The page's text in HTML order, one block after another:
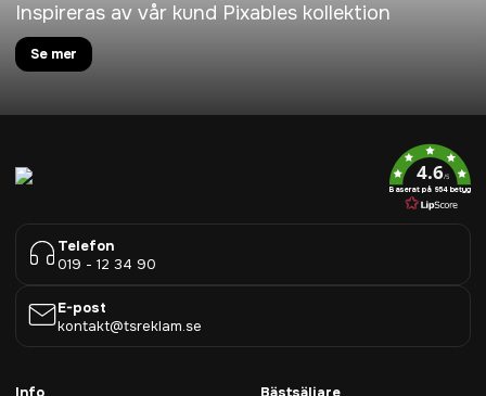
Inspireras av vår kund Pixables kollektion
Se mer
4.6/5
Baserat på 954 betyg
Telefon
019 - 12 34 90
E-post
kontakt@tsreklam.se
Info
Bästsäljare